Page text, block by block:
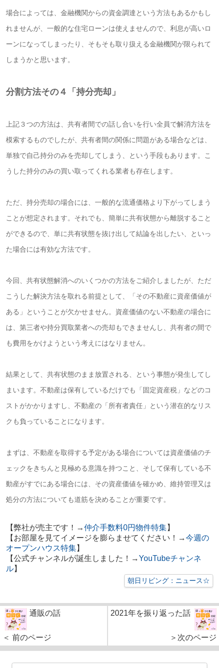
場合によっては、金融機関からの資金調達という方法もあるかもし
れませんが、一般的な住宅ローンは使えませんので、利息が高いロ
ーンになってしまったり、そもそも取り扱える金融機関が限られて
しまうかと思います。
分割方法その４「持分売却」
上記３つの方法は、共有者間での話し合いを行い全員で解消方法を
模索するものでしたが、共有者間の関係に問題がある場合などは、
単独で自己持分のみを売却してしまう、という手段もあります。
こ
うした持分のみの買い取ってくれる業者も存在します。
ただ、持分売却の場合には、一般的な流通価格より下がってしまう
ことが想定されます。 それでも、簡単に共有状態から離脱すること
ができるので、単に共有状態を抜け出して結論を出したい、といっ
た場合には有効な方法です。
今回、共有状態解消へのいくつかの方法をご紹介しましたが、ただ
こうした解決方法を取れる前提として、「その不動産に資産価値が
ある」ということが欠かせません。 資産価値のない不動産の場合に
は、第三者や持分買取業者への売却もできませんし、共有者の間で
も費用をかけようという考えにはなりません。
結果として、共有状態のまま放置される、という事態が発生してし
まいます。 不動産は保有しているだけでも「固定資産税」などのコ
ストがかかりますし、不動産の「所有者責任」という潜在的なリス
クも負っていることになります。
まずは、不動産を取得する予定がある場合については資産価値のチ
ェックをきちんと見極める意識を持つこと、そして保有している不
動産がすでにある場合には、その資産価値を確かめ、維持管理又は
処分の方法についても道筋を決めることが重要です。
【弊社が売主です！→仲介手数料0円物件特集】
【お部屋を見てイメージを膨らませてください！→今週の
オープンハウス特集】
【公式チャンネルが誕生しました！→YouTubeチャンネ
ル】
朝日リビング：ニュース☆
通販の話
＜ 前のページ
2021年を振り返った話
＞次のページ